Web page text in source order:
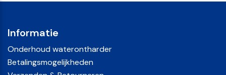
Informatie
Onderhoud waterontharder
Betalingsmogelijkheden